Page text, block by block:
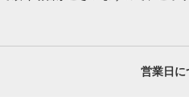
営業日に